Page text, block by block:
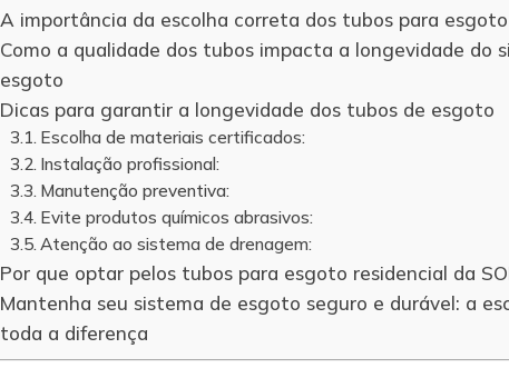
A importância da escolha correta dos tubos para
Como a qualidade dos tubos impacta a longevidade do
esgoto
Dicas para garantir a longevidade dos tubos de esgoto
Escolha de materiais certificados:
Instalação profissional:
Manutenção preventiva:
Evite produtos químicos abrasivos:
Atenção ao sistema de drenagem:
Por que optar pelos tubos para esgoto residencial da
Mantenha seu sistema de esgoto seguro e durável: a
toda a diferença